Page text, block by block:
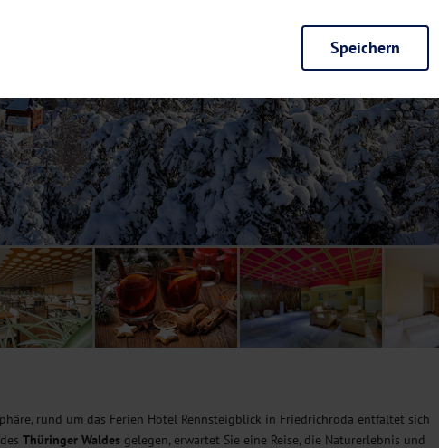
rund um das Ferien Hotel Rennsteigblick in Friedrichroda entfaltet sich
Thüringer Waldes gelegen, erwartet Sie eine Reise, die Naturerlebnis und
Betrieb der Seite unbedingt notwendig und ermöglichen beispielsweise
Dienste bei einem erneuten Besuch unserer Seite schneller zur Verfügung zu
Webseite weiter zu verbessern, erfassen wir anonymisierte Daten für
beispielsweise die Besucherzahlen und den Effekt bestimmter Seiten unseres
nutzen hierfür Dienste von Google und Facebook. Durch diese Dienste
Website erfassten Daten, kommen. Weitere Hinweise zu der Verarbeitung
können Ihre Einwilligung jederzeit in denCookie-Einstellungenwiderrufen.
um Ihnen personalisierte Inhalte, passend zu Ihren Interessen anzuzeigen.
Speichern